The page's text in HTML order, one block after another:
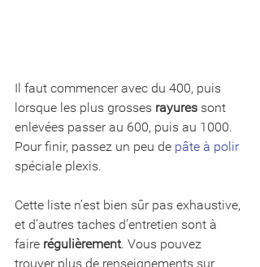
Il faut commencer avec du 400, puis
lorsque les plus grosses rayures sont
enlevées passer au 600, puis au 1000.
Pour finir, passez un peu de pâte à polir
spéciale plexis.
Cette liste n’est bien sûr pas exhaustive,
et d’autres taches d’entretien sont à
faire régulièrement. Vous pouvez
trouver plus de renseignements sur